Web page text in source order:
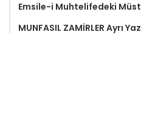
Emsile-i Muhtelifedeki
MUNFASIL ZAMİRLER Ayrı